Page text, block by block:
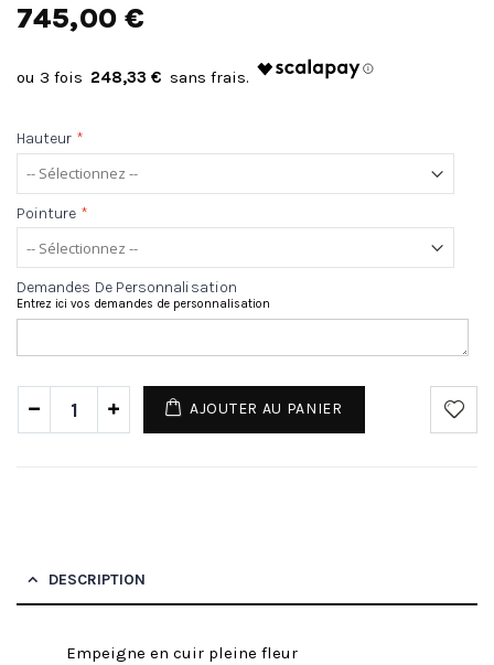
745,00 €
248,33 €
Hauteur *
Pointure *
Demandes De Personnalisation
Entrez ici vos demandes de personnalisation
AJOUTER AU PANIER
DESCRIPTION
Empeigne en cuir pleine fleur